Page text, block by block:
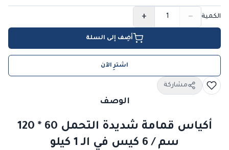
الكمية −
+
أضِف إلى السلة
اشترِ الآن
مشاركة
الوصف
أكياس قمامة شديدة التحمل 60 * 120
سم / 6 كيس في الـ 1 كيلو